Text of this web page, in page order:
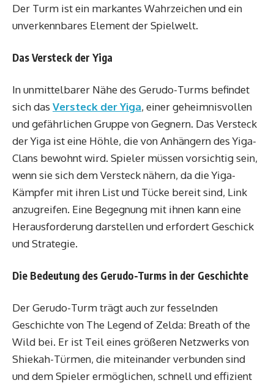
Der Turm ist ein markantes Wahrzeichen und ein
unverkennbares Element der Spielwelt.
Das Versteck der Yiga
In unmittelbarer Nähe des Gerudo-Turms befindet
sich das Versteck der Yiga, einer geheimnisvollen
und gefährlichen Gruppe von Gegnern. Das Versteck
der Yiga ist eine Höhle, die von Anhängern des Yiga-
Clans bewohnt wird. Spieler müssen vorsichtig sein,
wenn sie sich dem Versteck nähern, da die Yiga-
Kämpfer mit ihren List und Tücke bereit sind, Link
anzugreifen. Eine Begegnung mit ihnen kann eine
Herausforderung darstellen und erfordert Geschick
und Strategie.
Die Bedeutung des Gerudo-Turms in der Geschichte
Der Gerudo-Turm trägt auch zur fesselnden
Geschichte von The Legend of Zelda: Breath of the
Wild bei. Er ist Teil eines größeren Netzwerks von
Shiekah-Türmen, die miteinander verbunden sind
und dem Spieler ermöglichen, schnell und effizient